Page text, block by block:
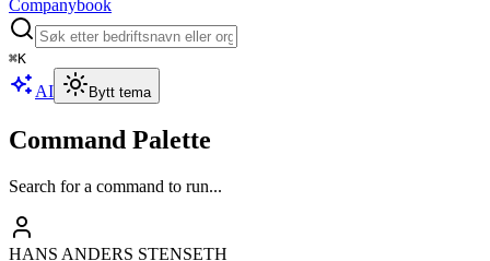
Companybook
⌘K
AI Bytt tema
Command Palette
Search for a command to run...
HANS ANDERS STENSETH